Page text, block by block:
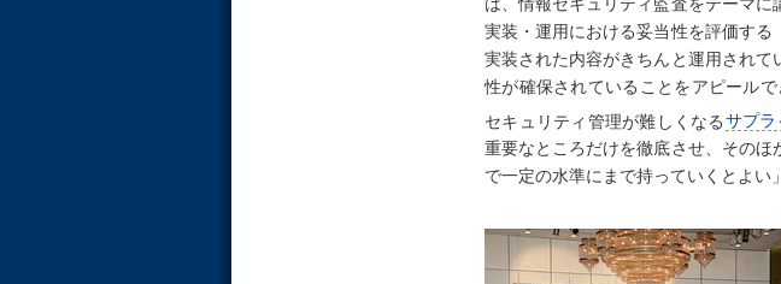
実装・運用における妥当性を評価す
実装された内容がきちんと運用され
性が確保されていることをアピール
セキュリティ管理が難しくなるサプラ
重要なところだけを徹底させ、その
で一定の水準にまで持っていくとよい